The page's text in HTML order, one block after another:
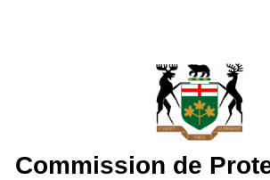
Commission de